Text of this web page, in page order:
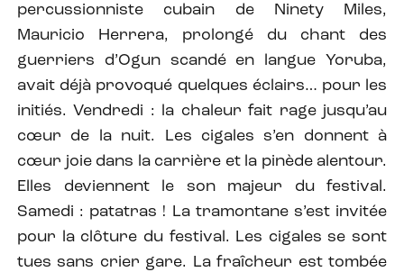
percussionniste cubain de Ninety Miles,
Mauricio Herrera, prolongé du chant des
guerriers d’Ogun scandé en langue Yoruba,
avait déjà provoqué quelques éclairs… pour les
initiés. Vendredi : la chaleur fait rage jusqu’au
cœur de la nuit. Les cigales s’en donnent à
cœur joie dans la carrière et la pinède alentour.
Elles deviennent le son majeur du festival.
Samedi : patatras ! La tramontane s’est invitée
pour la clôture du festival. Les cigales se sont
tues sans crier gare. La fraîcheur est tombée